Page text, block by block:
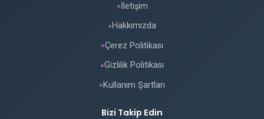
●İletişim
● Hakkımızda
●Çerez Politikası
●Gizlilik Politikası
● Kullanım Şartları
Bizi Takip Edin